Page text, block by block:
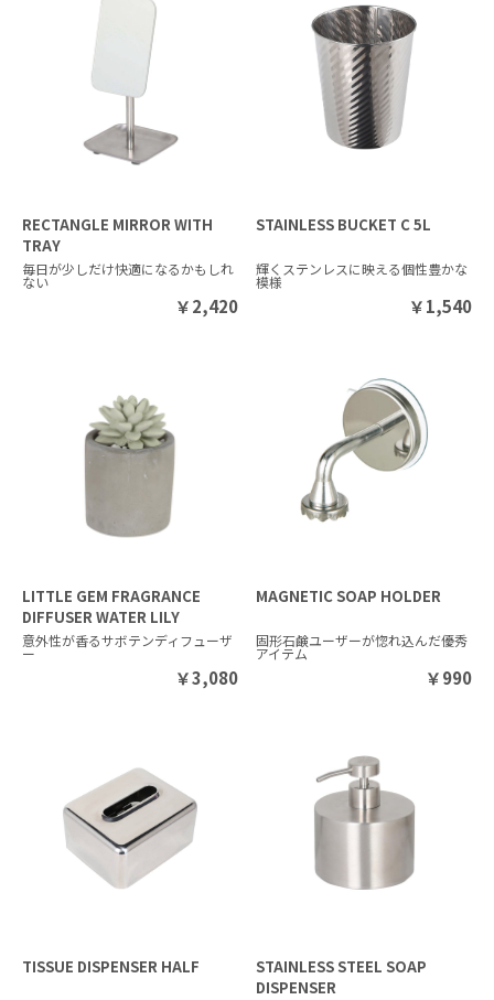
RECTANGLE MIRROR WITH
TRAY
毎日が少しだけ快適になるかもしれ
ない
￥2,420
STAINLESS BUCKET C 5L
輝くステンレスに映える個性豊かな
模様
￥1,540
LITTLE GEM FRAGRANCE
DIFFUSER WATER LILY
意外性が香るサボテンディフューザ
ー
￥3,080
MAGNETIC SOAP HOLDER
固形石鹸ユーザーが惚れ込んだ優秀
アイテム
￥990
TISSUE DISPENSER HALF
STAINLESS STEEL SOAP
DISPENSER